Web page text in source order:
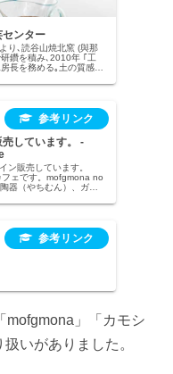
センター
り､読谷山焼北窯 (與那
鑽を積み､2010年 ｢工
長を務める｡土の質感と
しています。 -
ン販売しています。
ェです。mofgmona no
器（やちむん）、ガラ
縄...
mofgmona」「カモシ
いがありました。